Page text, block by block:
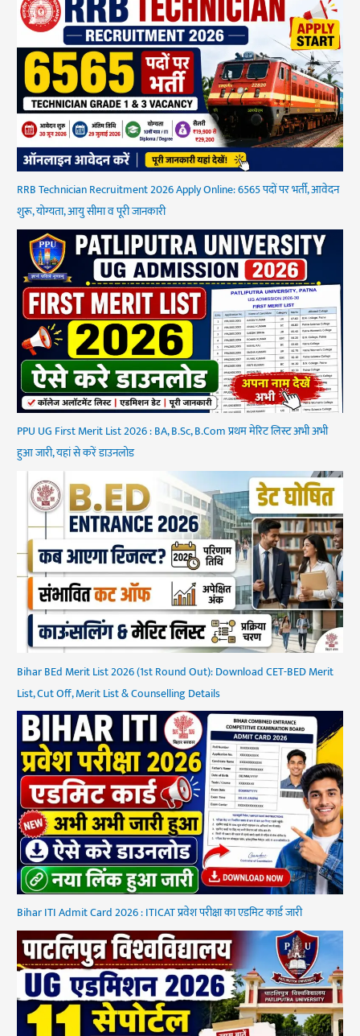
RRB Technician Recruitment 2026 Apply Online: 6565 पदों पर भर्ती, आवेदन
शुरू, योग्यता, आयु सीमा व पूरी जानकारी
PPU UG First Merit List 2026 : BA, B.Sc, B.Com प्रथम मेरिट लिस्ट अभी अभी
हुआ जारी, यहां से करें डाउनलोड
Bihar BEd Merit List 2026 (1st Round Out): Download CET-BED Merit
List, Cut Off, Merit List & Counselling Details
Bihar ITI Admit Card 2026 : ITICAT प्रवेश परीक्षा का एडमिट कार्ड जारी